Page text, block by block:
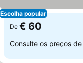
Escolha popular
De € 60
Consulte os preços de